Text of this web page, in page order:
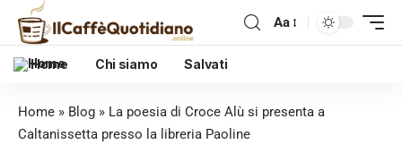
Aa
Home Chi siamo Salvati
Home » Blog » La poesia di Croce Alù si presenta a
Caltanissetta presso la libreria Paoline